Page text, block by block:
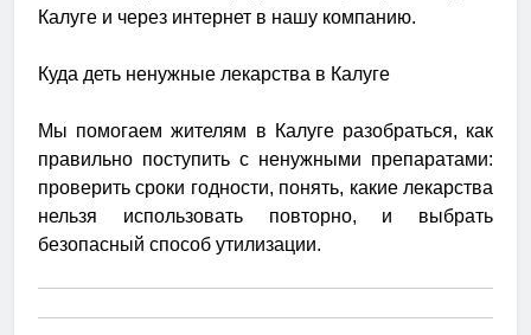
Калуге и через интернет в нашу компанию.
Куда деть ненужные лекарства в Калуге
Мы помогаем жителям в Калуге разобраться, как
правильно поступить с ненужными препаратами:
проверить сроки годности, понять, какие лекарства
нельзя использовать повторно, и выбрать
безопасный способ утилизации.